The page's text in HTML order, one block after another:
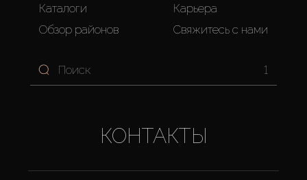
Каталоги
Обзор районов
Карьера
Свяжитесь с нами
1
КОНТАКТЫ